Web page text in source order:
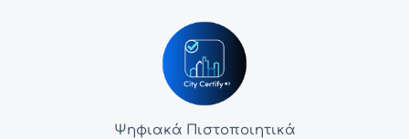
Ψηφιακά Πιστοποιητικά